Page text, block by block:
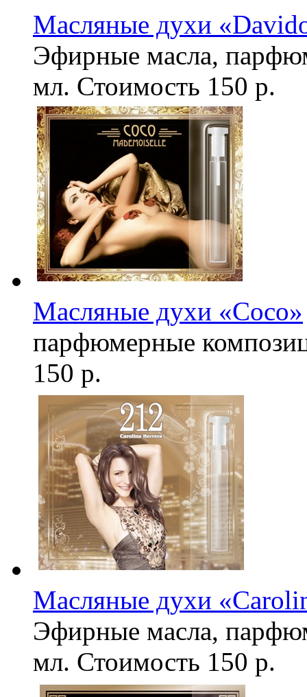
Масляные духи
Эфирные масла,
мл. Стоимость 150 р.
Масляные духи «Coco»
парфюмерные
150 р.
Масляные духи
Эфирные масла,
мл. Стоимость 150 р.